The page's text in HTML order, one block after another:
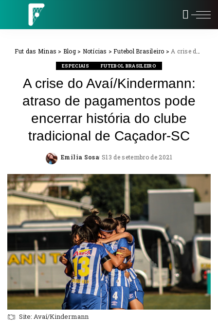
Fut das Minas > Blog> Notícias >Futebol Brasileiro > A crise do Avaí/Kindermann: atraso de pagamentos pode encerrar história do clube tradicional de Caçador-SC
ESPECIAIS FUTEBOL BRASILEIRO
A crise do Avaí/Kindermann:
atraso de pagamentos pode
encerrar história do clube
tradicional de Caçador-SC
Posted
Emilia Sosa 13 de setembro de 2021
Site: Avaí/Kindermann